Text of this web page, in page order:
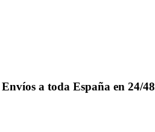
Envíos a toda España en 24/48